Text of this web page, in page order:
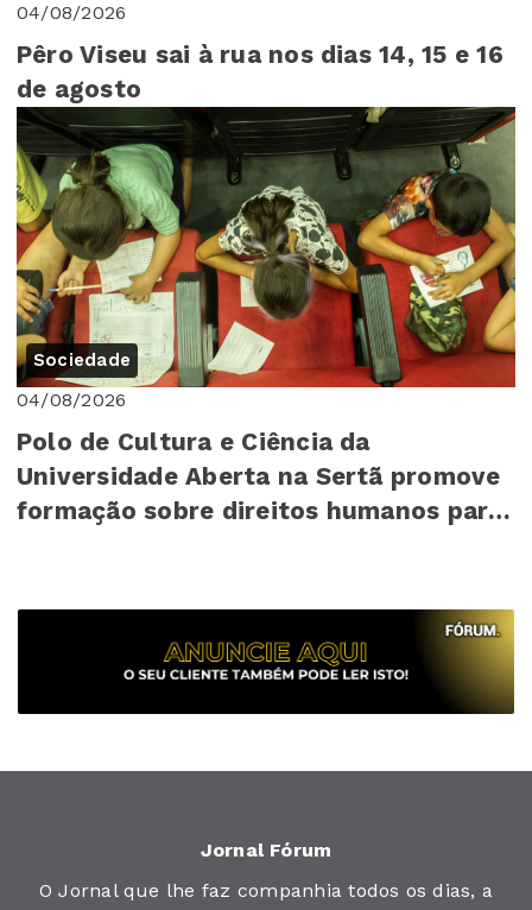
04/08/2026
Pêro Viseu sai à rua nos dias 14, 15 e 16
de agosto
Sociedade
04/08/2026
Polo de Cultura e Ciência da
Universidade Aberta na Sertã promove
formação sobre direitos humanos para
Jornal Fórum
O Jornal que lhe faz companhia todos os dias, a